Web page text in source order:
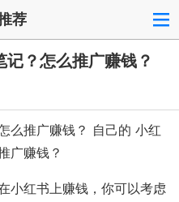
荐
？怎么推广赚钱？
么推广赚钱？ 自己的 小红
广赚钱？
小红书上赚钱，你可以考虑